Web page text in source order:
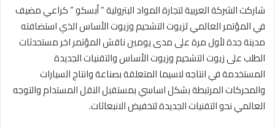
ا
شاركت الشركة العربية لتجارة المواد البترولية ” أبسكو ” كراعي مضيف
في المؤتمر العالمي لزيوت التشحيم وزيوت الأساس الذي استضافته
مدينة جدة لأول مرة على مدى يومين ناقش المؤتمر اخر مستحدثات
الطلب على زيوت التشحيم وزيوت الأساس والتقنيات الجديدة
المستخدمة في انتاجه لاسيما المتعلقة بصناعة وانتاج السيارات
والمحركات المرتبطة بشكل اساسي بمستقبل النقل المستدام والتوجه
العالمي نحو التقنيات الجديدة لتخفيض الانبعاثات.